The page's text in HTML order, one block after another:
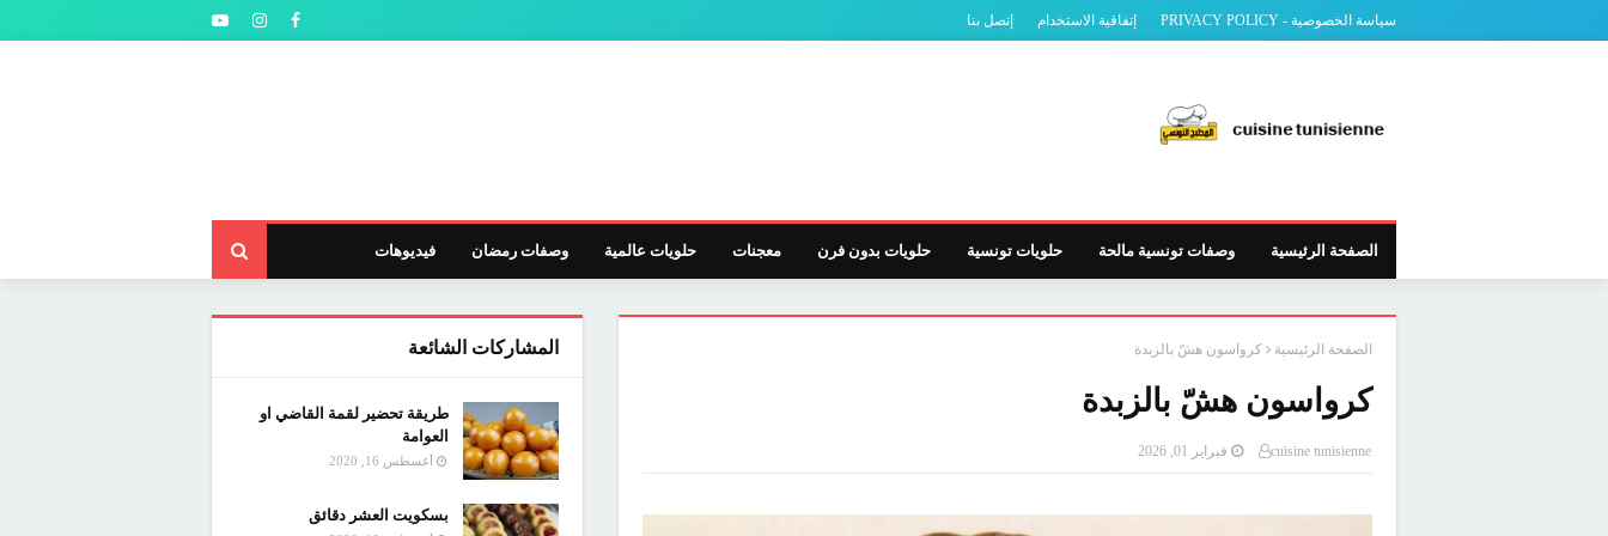
سياسة الخصوصية - PRIVACY POLICY إتفاقية الاستخدام إتصل بنا
الصفحة الرئيسية وصفات تونسية مالحة حلويات تونسية حلويات بدون فرن معجنات حلويات عالمية وصفات رمضان فيديوهات
الصفحة الرئيسية كرواسون هشّ بالزبدة
كرواسون هشّ بالزبدة
cuisine tunisienne فبراير 01, 2026
المشاركات الشائعة
طريقة تحضير لقمة القاضي او
العوامة
أغسطس 16, 2020
بسكويت العشر دقائق